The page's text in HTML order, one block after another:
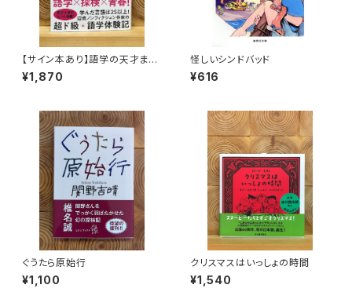
【サイン本あり】語学の天才まで
1億光年
¥1,870
怪しいシンドバッド
¥616
ぐうたら原始行
¥1,100
クリスマスはいっしょの時間
¥1,540